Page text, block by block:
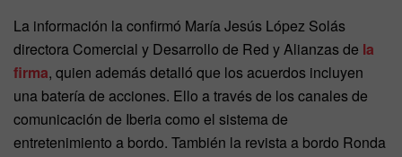
La información la confirmó María Jesús López Solás
directora Comercial y Desarrollo de Red y Alianzas de la
firma, quien además detalló que los acuerdos incluyen
una batería de acciones. Ello a través de los canales de
comunicación de Iberia como el sistema de
entretenimiento a bordo. También la revista a bordo Ronda